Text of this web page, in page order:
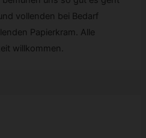
vollenden bei Bedarf
Papierkram. Alle
willkommen.